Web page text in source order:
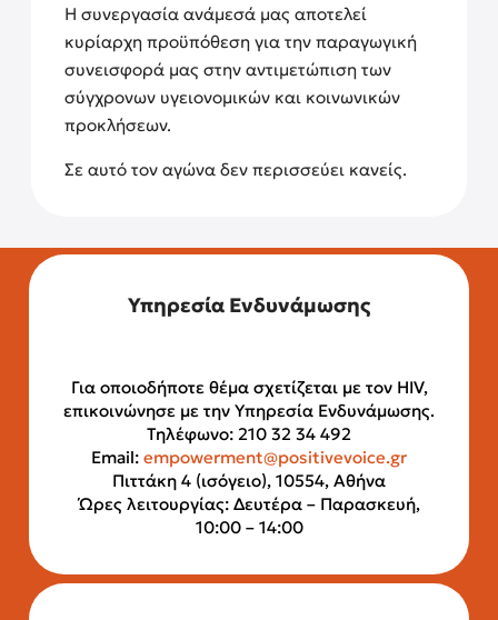
Η συνεργασία ανάμεσά μας αποτελεί
κυρίαρχη προϋπόθεση για την παραγωγική
συνεισφορά μας στην αντιμετώπιση των
σύγχρονων υγειονομικών και κοινωνικών
προκλήσεων.
Σε αυτό τον αγώνα δεν περισσεύει κανείς.
Υπηρεσία Ενδυνάμωσης
Για οποιοδήποτε θέμα σχετίζεται με τον HIV,
επικοινώνησε με την Υπηρεσία Ενδυνάμωσης.
Τηλέφωνο: 210 32 34 492
Email: empowerment@positivevoice.gr
Πιττάκη 4 (ισόγειο), 10554, Αθήνα
Ώρες λειτουργίας: Δευτέρα – Παρασκευή,
10:00 – 14:00